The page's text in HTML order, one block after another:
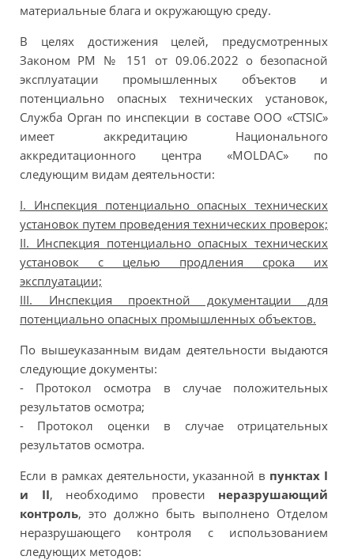
материальные блага и окружающую среду.
В целях достижения целей, предусмотренных
Законом РМ № 151 от 09.06.2022 о безопасной
эксплуатации промышленных объектов и
потенциально опасных технических установок,
Служба Орган по инспекции в составе ООО «CTSIC»
имеет аккредитацию Национального
аккредитационного центра «MOLDAC» по
следующим видам деятельности:
I. Инспекция потенциально опасных технических
установок путем проведения технических проверок;
II. Инспекция потенциально опасных технических
установок с целью продления срока их
эксплуатации;
III. Инспекция проектной документации для
потенциально опасных промышленных объектов.
По вышеуказанным видам деятельности выдаются
следующие документы:
- Протокол осмотра в случае положительных
результатов осмотра;
- Протокол оценки в случае отрицательных
результатов осмотра.
Если в рамках деятельности, указанной в пунктах I
и II, необходимо провести неразрушающий
контроль, это должно быть выполнено Отделом
неразрушающего контроля с использованием
следующих методов: